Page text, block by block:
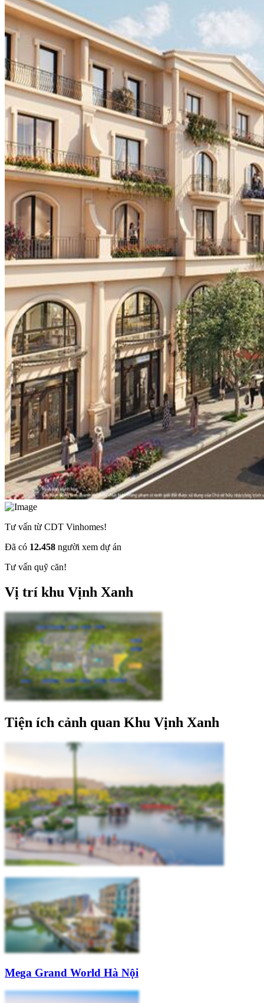
Tư vấn từ CDT Vinhomes!
Đã có 12.458 người xem dự án
Tư vấn quỹ căn!
Vị trí khu Vịnh Xanh
Tiện ích cảnh quan Khu Vịnh Xanh
Mega Grand World Hà Nội